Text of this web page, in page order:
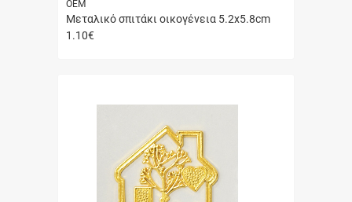
ΟΕΜ
Μεταλικό σπιτάκι οικογένεια 5.2x5.8cm
1.10€